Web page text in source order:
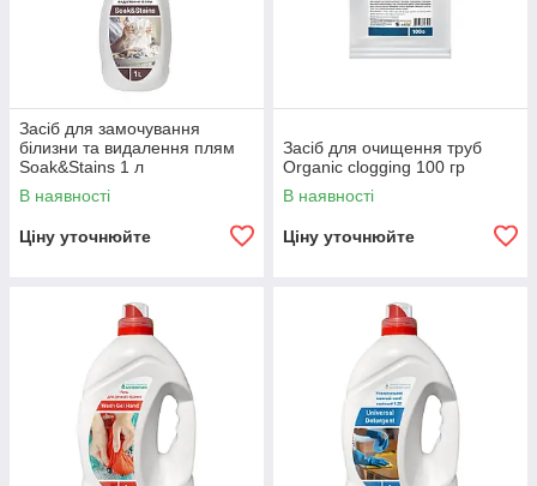
Засіб для замочування
білизни та видалення плям
Soak&Stains 1 л
В наявності
Ціну уточнюйте
Засіб для очищення труб
Organic clogging 100 гр
В наявності
Ціну уточнюйте